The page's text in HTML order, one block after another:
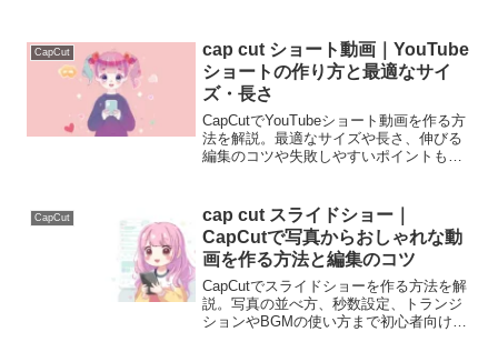
CapCut
cap cut ショート動画｜YouTube
ショートの作り方と最適なサイ
ズ・長さ
CapCutでYouTubeショート動画を作る方
法を解説。最適なサイズや長さ、伸びる
編集のコツや失敗しやすいポイントも分
CapCut
cap cut スライドショー｜
CapCutで写真からおしゃれな動
画を作る方法と編集のコツ
CapCutでスライドショーを作る方法を解
説。写真の並べ方、秒数設定、トランジ
ションやBGMの使い方まで初心者向けに